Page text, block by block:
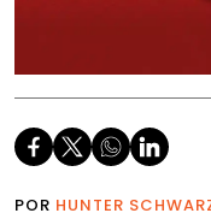
POR HUNTER